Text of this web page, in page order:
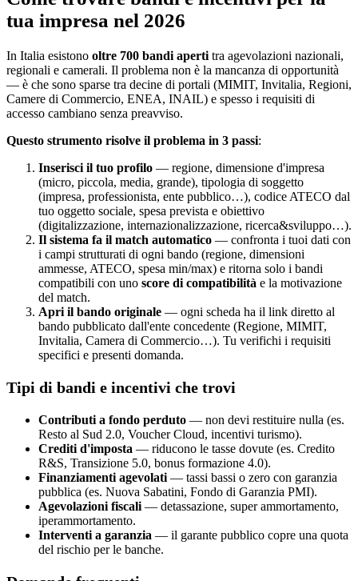
tua impresa nel 2026
In Italia esistono oltre 700 bandi aperti tra agevolazioni nazionali,
regionali e camerali. Il problema non è la mancanza di opportunità
— è che sono sparse tra decine di portali (MIMIT, Invitalia, Regioni,
Camere di Commercio, ENEA, INAIL) e spesso i requisiti di
accesso cambiano senza preavviso.
Questo strumento risolve il problema in 3 passi:
Inserisci il tuo profilo — regione, dimensione d'impresa
(micro, piccola, media, grande), tipologia di soggetto
(impresa, professionista, ente pubblico…), codice ATECO dal
tuo oggetto sociale, spesa prevista e obiettivo
(digitalizzazione, internazionalizzazione, ricerca&sviluppo…).
Il sistema fa il match automatico — confronta i tuoi dati con
i campi strutturati di ogni bando (regione, dimensioni
ammesse, ATECO, spesa min/max) e ritorna solo i bandi
compatibili con uno score di compatibilità e la motivazione
del match.
Apri il bando originale — ogni scheda ha il link diretto al
bando pubblicato dall'ente concedente (Regione, MIMIT,
Invitalia, Camera di Commercio…). Tu verifichi i requisiti
specifici e presenti domanda.
Tipi di bandi e incentivi che trovi
Contributi a fondo perduto — non devi restituire nulla (es.
Resto al Sud 2.0, Voucher Cloud, incentivi turismo).
Crediti d'imposta — riducono le tasse dovute (es. Credito
R&S, Transizione 5.0, bonus formazione 4.0).
Finanziamenti agevolati — tassi bassi o zero con garanzia
pubblica (es. Nuova Sabatini, Fondo di Garanzia PMI).
Agevolazioni fiscali — detassazione, super ammortamento,
iperammortamento.
Interventi a garanzia — il garante pubblico copre una quota
del rischio per le banche.